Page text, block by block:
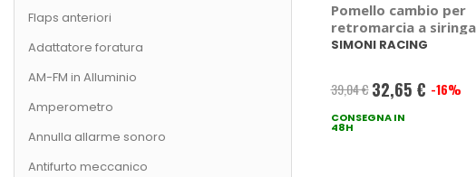
Pomello cambio per
retromarcia a siringa
Hype - SIMONI RACING
SIMONI RACING
39,04 € Prezzo
speciale
32,65 € -16%
CONSEGNA IN
48H
Flaps anteriori
Adattatore foratura
AM-FM in Alluminio
Amperometro
Annulla allarme sonoro
Antifurto meccanico